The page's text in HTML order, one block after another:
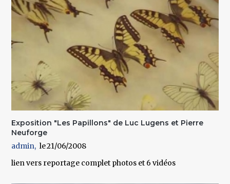
Exposition "Les Papillons" de Luc Lugens et Pierre
Neuforge
admin
21/06/2008
lien vers reportage complet photos et 6 vidéos